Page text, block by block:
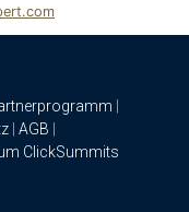
AGB
ClickSummits